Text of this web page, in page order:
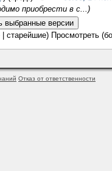
приобрести в с...)
| старейшие) Просмотреть
Отказ от ответственности